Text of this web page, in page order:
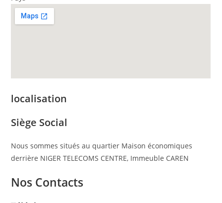
localisation
Siège Social
Nous sommes situés au quartier Maison économiques
derrière NIGER TELECOMS CENTRE, Immeuble CAREN
Nos Contacts